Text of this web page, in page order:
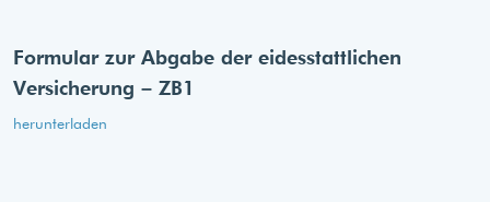
Formular zur Abgabe der eides­stattlichen
Versicherung – ZB1
herunterladen